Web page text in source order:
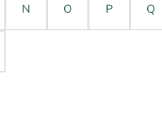
N O P Q